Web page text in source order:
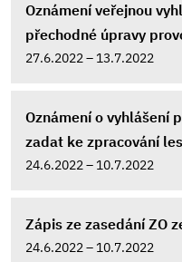
Oznámení veřejnou
přechodné úpravy
27.6.2022 – 13.7.2022
Oznámení o vyhlášení
zadat ke zpracování
24.6.2022 – 10.7.2022
Zápis ze zasedání ZO
24.6.2022 – 10.7.2022